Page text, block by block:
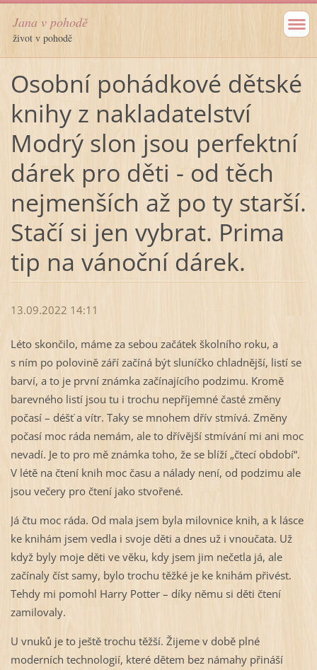
Jana v pohodě
život v pohodě
Osobní pohádkové dětské
knihy z nakladatelství
Modrý slon jsou perfektní
dárek pro děti - od těch
nejmenších až po ty starší.
Stačí si jen vybrat. Prima
tip na vánoční dárek.
13.09.2022 14:11
Léto skončilo, máme za sebou začátek školního roku, a
s ním po polovině září začíná být sluníčko chladnější, listí se
barví, a to je první známka začínajícího podzimu. Kromě
barevného listí jsou tu i trochu nepříjemné časté změny
počasí – déšť a vítr. Taky se mnohem dřív stmívá. Změny
počasí moc ráda nemám, ale to dřívější stmívání mi ani moc
nevadí. Je to pro mě známka toho, že se blíží „čtecí období“.
V létě na čtení knih moc času a nálady není, od podzimu ale
jsou večery pro čtení jako stvořené.
Já čtu moc ráda. Od mala jsem byla milovnice knih, a k lásce
ke knihám jsem vedla i svoje děti a dnes už i vnoučata. Už
když byly moje děti ve věku, kdy jsem jim nečetla já, ale
začínaly číst samy, bylo trochu těžké je ke knihám přivést.
Tehdy mi pomohl Harry Potter – díky němu si děti čtení
zamilovaly.
U vnuků je to ještě trochu těžší. Žijeme v době plné
moderních technologií, které dětem bez námahy přináší